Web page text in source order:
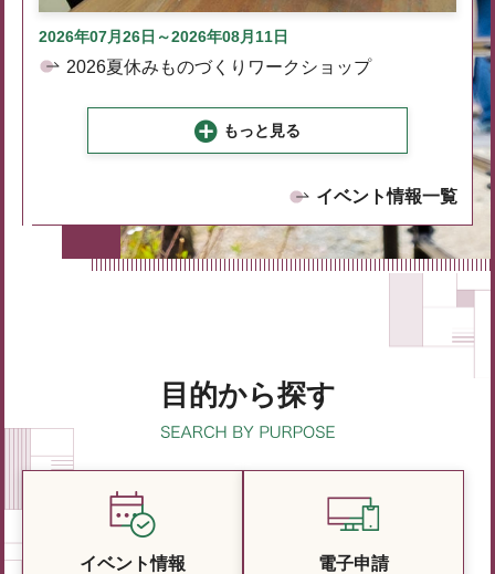
2026年07月26日～2026年08月11日
2026夏休みものづくりワークショップ
もっと見る
イベント情報一覧
目的から探す
イベント情報 電子申請